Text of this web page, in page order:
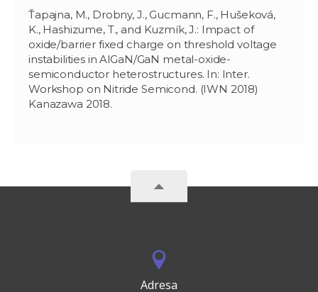
Ťapajna, M., Drobny, J., Gucmann, F., Hušeková,
K., Hashizume, T., and Kuzmík, J.: Impact of
oxide/barrier fixed charge on threshold voltage
instabilities in AlGaN/GaN metal-oxide-
semiconductor heterostructures. In: Inter.
Workshop on Nitride Semicond. (IWN 2018)
Kanazawa 2018.
Adresa